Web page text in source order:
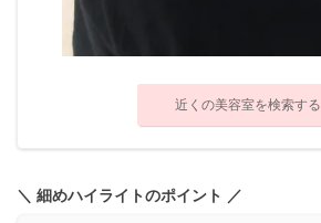
近くの美容室を検索する
＼ 細めハイライトのポイント ／